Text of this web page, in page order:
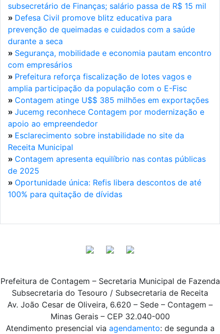
subsecretário de Finanças; salário passa de R$ 15 mil
» Defesa Civil promove blitz educativa para
prevenção de queimadas e cuidados com a saúde
durante a seca
» Segurança, mobilidade e economia pautam encontro
com empresários
» Prefeitura reforça fiscalização de lotes vagos e
amplia participação da população com o E-Fisc
» Contagem atinge U$$ 385 milhões em exportações
» Jucemg reconhece Contagem por modernização e
apoio ao empreendedor
» Esclarecimento sobre instabilidade no site da
Receita Municipal
» Contagem apresenta equilíbrio nas contas públicas
de 2025
» Oportunidade única: Refis libera descontos de até
100% para quitação de dívidas
Prefeitura de Contagem – Secretaria Municipal de Fazenda
Subsecretaria do Tesouro / Subsecretaria de Receita
Av. João Cesar de Oliveira, 6.620 – Sede – Contagem –
Minas Gerais – CEP 32.040-000
Atendimento presencial via agendamento: de segunda a